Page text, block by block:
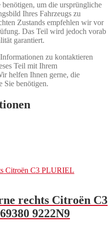
benötigen, um die ursprüngliche
Ihres Fahrzeugs zu
Zustands empfehlen wir vor
Das Teil wird jedoch vorab
garantiert.
zu kontaktieren
Teil mit Ihrem
helfen Ihnen gerne, die
Sie benötigen.
rechts Citroën C3
9222N9